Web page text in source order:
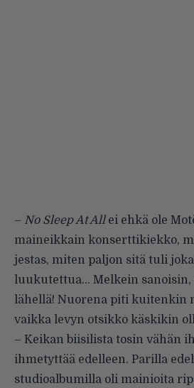
– No Sleep At All ei ehkä ole
maineikkain konserttikiekko,
jestas, miten paljon sitä tuli
luukutettua… Melkein sanoisin,
lähellä! Nuorena piti kuitenkin
vaikka levyn otsikko käskikin
– Keikan biisilista tosin vähän
ihmetyttää edelleen. Parilla
studioalbumilla oli mainioita